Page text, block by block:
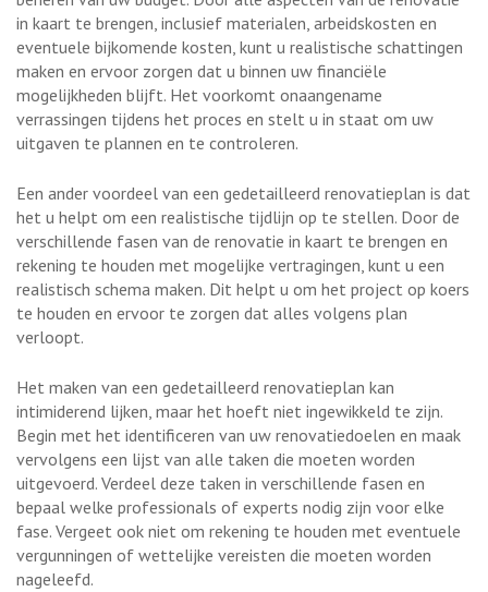
in kaart te brengen, inclusief materialen, arbeidskosten en
eventuele bijkomende kosten, kunt u realistische schattingen
maken en ervoor zorgen dat u binnen uw financiële
mogelijkheden blijft. Het voorkomt onaangename
verrassingen tijdens het proces en stelt u in staat om uw
uitgaven te plannen en te controleren.
Een ander voordeel van een gedetailleerd renovatieplan is dat
het u helpt om een realistische tijdlijn op te stellen. Door de
verschillende fasen van de renovatie in kaart te brengen en
rekening te houden met mogelijke vertragingen, kunt u een
realistisch schema maken. Dit helpt u om het project op koers
te houden en ervoor te zorgen dat alles volgens plan
verloopt.
Het maken van een gedetailleerd renovatieplan kan
intimiderend lijken, maar het hoeft niet ingewikkeld te zijn.
Begin met het identificeren van uw renovatiedoelen en maak
vervolgens een lijst van alle taken die moeten worden
uitgevoerd. Verdeel deze taken in verschillende fasen en
bepaal welke professionals of experts nodig zijn voor elke
fase. Vergeet ook niet om rekening te houden met eventuele
vergunningen of wettelijke vereisten die moeten worden
nageleefd.